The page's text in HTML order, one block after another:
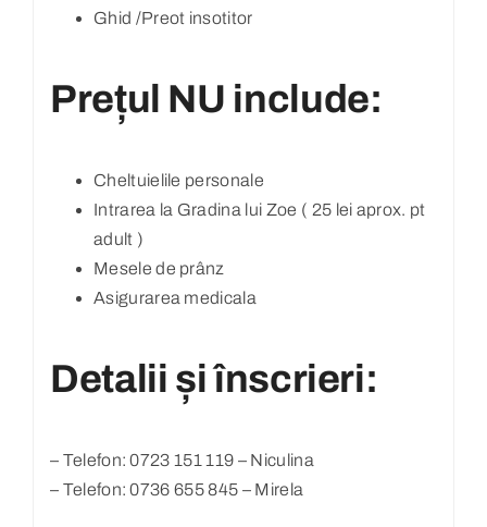
Ghid /Preot insotitor
Prețul NU include:
Cheltuielile personale
Intrarea la Gradina lui Zoe ( 25 lei aprox. pt
adult )
Mesele de prânz
Asigurarea medicala
Detalii și înscrieri:
– Telefon: 0723 151 119 – Niculina
– Telefon: 0736 655 845 – Mirela